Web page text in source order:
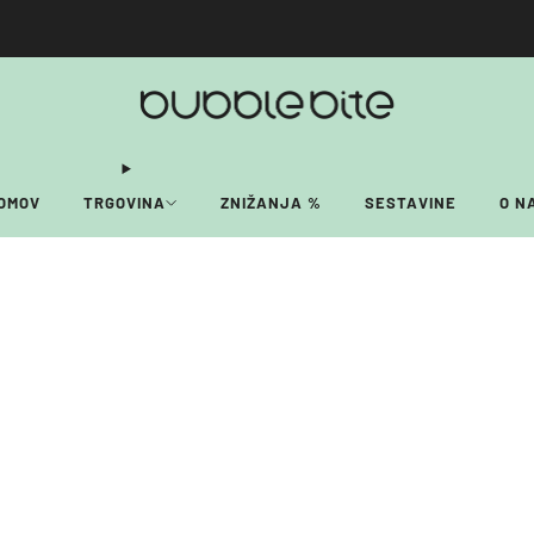
TRGOVINA ZNIŽANJA % SESTAVINE O